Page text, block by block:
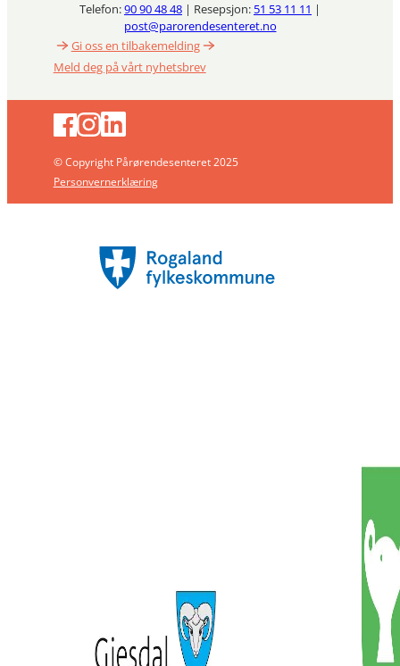
Telefon:90 90 48 48 | Resepsjon: 51 53 11 11 |
post@parorendesenteret.no
Gi oss en tilbakemelding
Meld deg på vårt nyhetsbrev
© Copyright Pårørendesenteret 2025
Personvernerklæring